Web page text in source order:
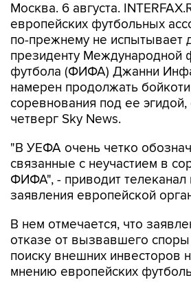
Москва. 6 августа.
европейских футбольных
по-прежнему не испытывает
президенту Международной
футбола (ФИФА) Джанни
намерен продолжать
соревнования под ее
четверг Sky News.
"В УЕФА очень четко
связанные с неучастием в
ФИФА", - приводит
заявления европейской
В нем отмечается, что
отказе от вызвавшего
поиску внешних инвесторов
мнению европейских